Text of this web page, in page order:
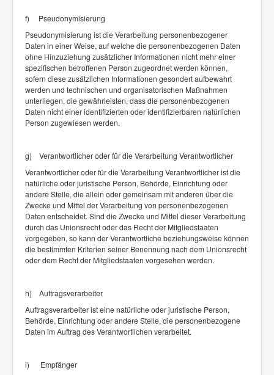
f) Pseudonymisierung
Pseudonymisierung ist die Verarbeitung personenbezogener
Daten in einer Weise, auf welche die personenbezogenen Daten
ohne Hinzuziehung zusätzlicher Informationen nicht mehr einer
spezifischen betroffenen Person zugeordnet werden können,
sofern diese zusätzlichen Informationen gesondert aufbewahrt
werden und technischen und organisatorischen Maßnahmen
unterliegen, die gewährleisten, dass die personenbezogenen
Daten nicht einer identifizierten oder identifizierbaren natürlichen
Person zugewiesen werden.
g) Verantwortlicher oder für die Verarbeitung Verantwortlicher
Verantwortlicher oder für die Verarbeitung Verantwortlicher ist die
natürliche oder juristische Person, Behörde, Einrichtung oder
andere Stelle, die allein oder gemeinsam mit anderen über die
Zwecke und Mittel der Verarbeitung von personenbezogenen
Daten entscheidet. Sind die Zwecke und Mittel dieser Verarbeitung
durch das Unionsrecht oder das Recht der Mitgliedstaaten
vorgegeben, so kann der Verantwortliche beziehungsweise können
die bestimmten Kriterien seiner Benennung nach dem Unionsrecht
oder dem Recht der Mitgliedstaaten vorgesehen werden.
h) Auftragsverarbeiter
Auftragsverarbeiter ist eine natürliche oder juristische Person,
Behörde, Einrichtung oder andere Stelle, die personenbezogene
Daten im Auftrag des Verantwortlichen verarbeitet.
i) Empfänger